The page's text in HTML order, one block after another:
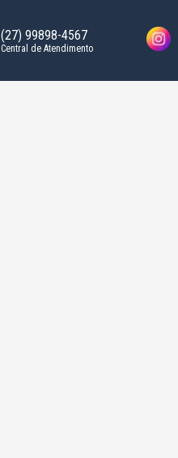
(27) 99898-4567
Central de Atendimento